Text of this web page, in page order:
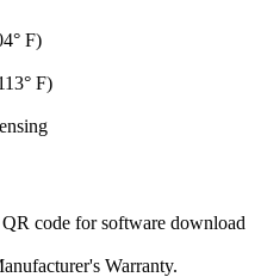
F)
F)
code for software download
Warranty.